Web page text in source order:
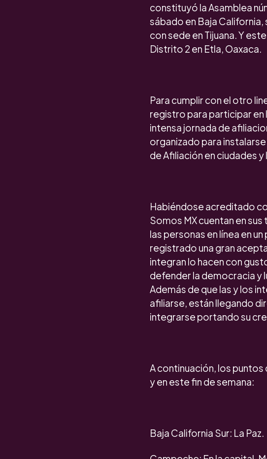
constituyó la Asamblea
sábado en Baja California,
con sede en Tijuana. Y
Distrito 2 en Etla, Oaxaca.
Para cumplir con el otro
registro para participar en
intensa jornada de
organizado para
de Afiliación en ciudades
Habiéndose acreditado
Somos MX cuentan en
las personas en línea en
registrado una gran
integran lo hacen con
defender la democracia y
Además de que las y los
afiliarse, están llegando
integrarse portando su
A continuación, los
y en este fin de semana:
Baja California Sur: La Paz.